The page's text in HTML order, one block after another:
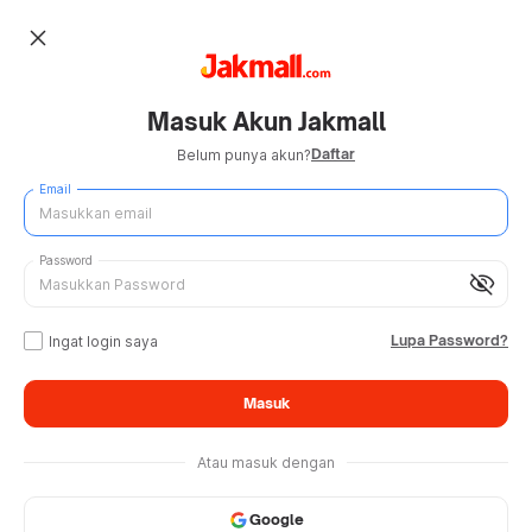
close
Masuk Akun Jakmall
Belum punya akun?Daftar
Email
visibility_off
Password
Ingat login saya Lupa Password?
Masuk
Atau masuk dengan
Google